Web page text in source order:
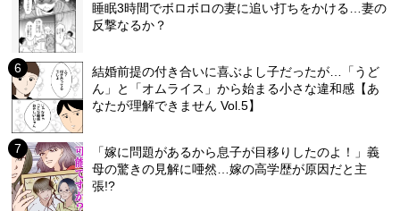
睡眠3時間でボロボロの妻に追い打ちをかける…妻の
反撃なるか？
結婚前提の付き合いに喜ぶよし子だったが…「うど
ん」と「オムライス」から始まる小さな違和感【あ
なたが理解できません Vol.5】
「嫁に問題があるから息子が目移りしたのよ！」義
母の驚きの見解に唖然…嫁の高学歴が原因だと主
張!?